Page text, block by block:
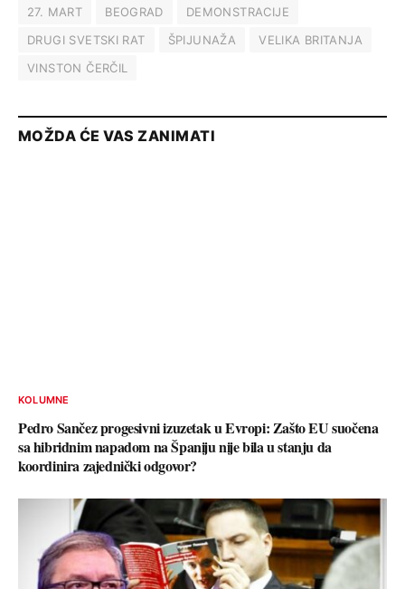
27. MART BEOGRAD
DEMONSTRACIJE
DRUGI SVETSKI RAT
ŠPIJUNAŽA
VELIKA BRITANJA
VINSTON ČERČIL
MOŽDA ĆE VAS ZANIMATI
KOLUMNE
Pedro Sančez progesivni izuzetak u Evropi: Zašto EU suočena
sa hibridnim napadom na Španiju nije bila u stanju da
koordinira zajednički odgovor?